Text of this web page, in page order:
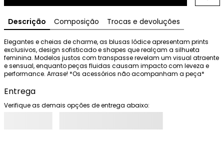
Descrição Composição Trocas e devoluções
Elegantes e cheias de charme, as blusas Iódice apresentam prints
exclusivos, design sofisticado e shapes que realçam a silhueta
feminina. Modelos justos com transpasse revelam um visual atraente
e sensual, enquanto peças fluidas causam impacto com leveza e
performance. Arrase! *Os acessórios não acompanham a peça*
Entrega
Verifique as demais opções de entrega abaixo: